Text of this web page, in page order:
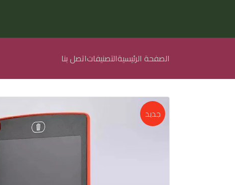
الصفحة الرئيسيةالتصنيفاتاتصل بنا
جديد